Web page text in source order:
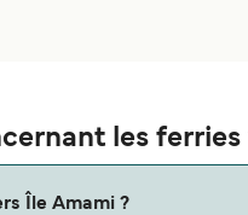
les
Île Amami ?